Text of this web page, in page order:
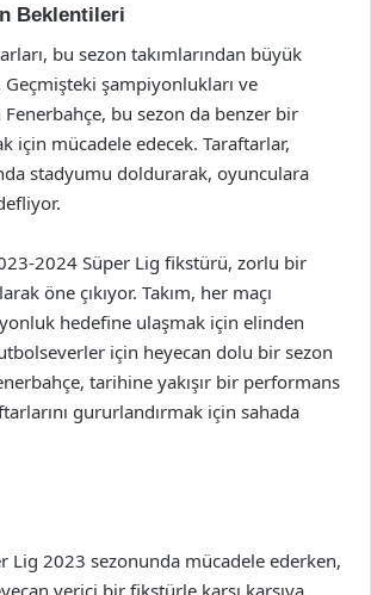
Beklentileri
bu sezon takımlarından büyük
Geçmişteki şampiyonlukları ve
Fenerbahçe, bu sezon da benzer bir
için mücadele edecek. Taraftarlar,
stadyumu doldurarak, oyunculara
2024 Süper Lig fikstürü, zorlu bir
öne çıkıyor. Takım, her maçı
hedefine ulaşmak için elinden
için heyecan dolu bir sezon
tarihine yakışır bir performans
gururlandırmak için sahada
Lig 2023 sezonunda mücadele ederken,
verici bir fikstürle karşı karşıya.